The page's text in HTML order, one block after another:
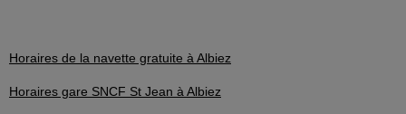
Horaires de la navette gratuite à Albiez
Horaires gare SNCF St Jean à Albiez